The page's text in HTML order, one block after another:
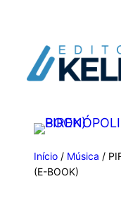
Início / Música /
(E-BOOK)